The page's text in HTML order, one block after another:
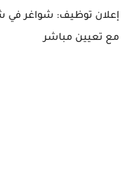
إعلان توظيف: شواغر في
مع تعيين مباشر